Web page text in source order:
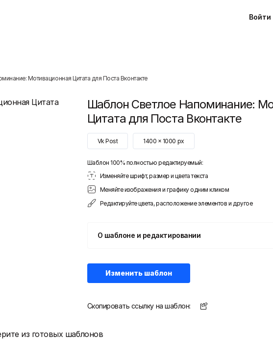
Войти
Мотивационная Цитата для Поста Вконтакте
Шаблон Светлое Напоминание:
Цитата для Поста Вконтакте
Vk Post 1400 x 1000 px
Шаблон 100% полностью редактируемый:
Изменяйте шрифт, размер и цвета текста
Меняйте изображения и графику одним кликом
Редактируйте цвета, расположение элементов и другое
О шаблоне и редактировании
Изменить шаблон
Скопировать ссылку на шаблон:
из готовых шаблонов